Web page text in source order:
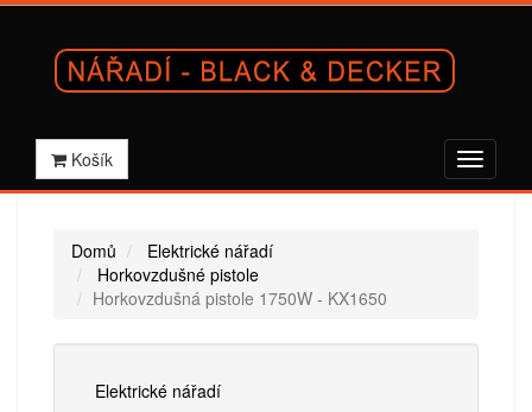
Košík
Domů
Elektrické nářadí
Horkovzdušné pistole
Horkovzdušná pistole 1750W - KX1650
Elektrické nářadí